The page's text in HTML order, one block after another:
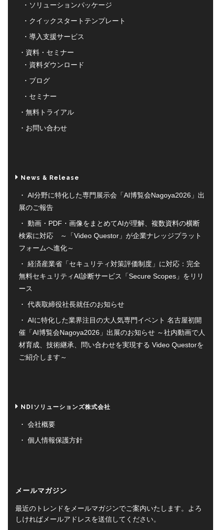
ソリューションパッケージ
クイックスタートテンプレート
導入支援サービス
資料・セミナー
資料ダウンロード
ブログ
セミナー
無料トライアル
お問い合わせ
News & Release
AI分野に特化した専門展示会「AI博覧会Nagoya2026」出
展のご報告
動画・PDF・画像をまとめてAIが理解、複数資料の横断
検索に対応 ～「Video Questor」が企業ナレッジプラット
フォームへ進化～
経済産業省「セキュリティ対策評価制度」に対応：完全
無料セキュリティAI診断サービス「Secure Scopes」をリリ
ース
代表取締役社長就任のお知らせ
AIに特化した業界注目の大人気専門イベント 名古屋初開
催「AI博覧会Nagoya2026」出展のお知らせ ～社内動画で人
材育成、技術継承、問い合わせを実現する Video Questorを
ご紹介します～
NDIソリューションズ株式会社
会社概要
個人情報保護方針
メールマガジン
最近のトレンドをメールマガジンでご案内いたします。よろ
しければメールアドレスを送信してください。